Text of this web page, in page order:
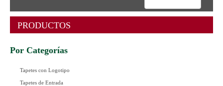
PRODUCTOS
Por Categorías
Tapetes con Logotipo
Tapetes de Entrada